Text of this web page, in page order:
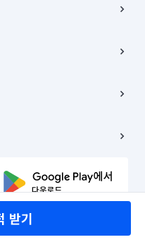
받기
학동, 트윈트리빌딩) B동 5층
로 24, 7층, 8층 미소
거래당사자에게 있습니다.